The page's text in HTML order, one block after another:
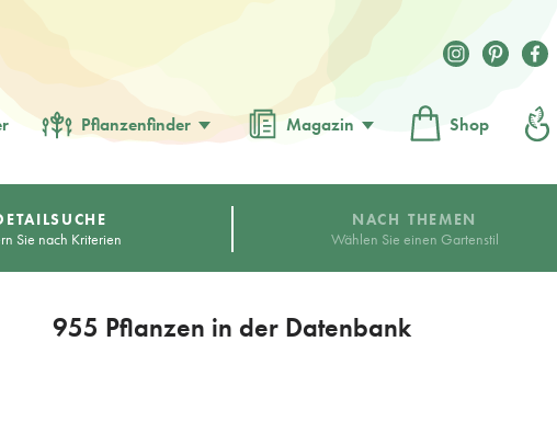
Pflanzenfinder Magazin Shop
Sie nach Kriterien
NACH THEMEN
Wählen Sie einen Gartenstil
955 Pflanzen in der Datenbank